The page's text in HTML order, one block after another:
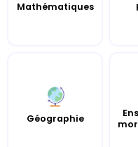
Mathématiques
Géographie